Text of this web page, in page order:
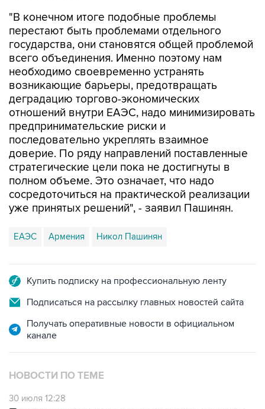
"В конечном итоге подобные проблемы
перестают быть проблемами отдельного
государства, они становятся общей проблемой
всего объединения. Именно поэтому нам
необходимо своевременно устранять
возникающие барьеры, предотвращать
деградацию торгово-экономических
отношений внутри ЕАЭС, надо минимизировать
предпринимательские риски и
последовательно укреплять взаимное
доверие. По ряду направлений поставленные
стратегические цели пока не достигнуты в
полном объеме. Это означает, что надо
сосредоточиться на практической реализации
уже принятых решений", - заявил Пашинян.
ЕАЭС Армения Никол Пашинян
Купить подписку на профессиональную ленту
Подписаться на рассылку главных новостей сайта
Получать оперативные новости в официальном
канале
НОВОСТИ ПО ТЕМЕ
30 июля 12:28